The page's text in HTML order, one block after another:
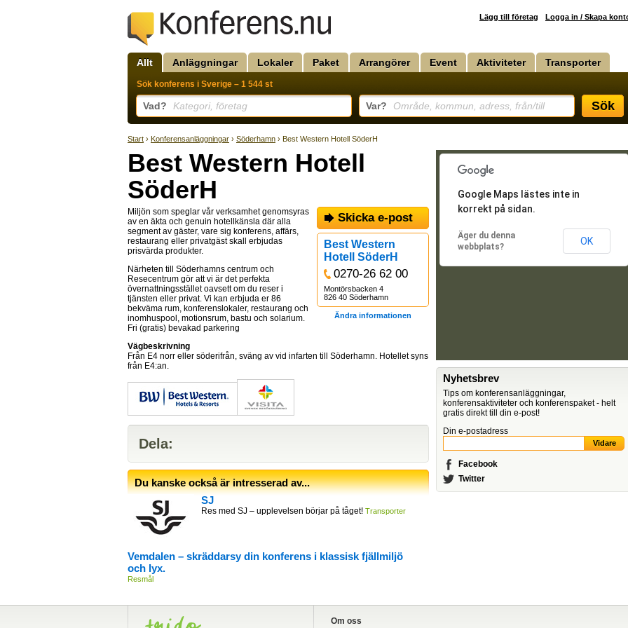
Lägg till företag Logga in / Skapa
Allt Anläggningar Lokaler Paket Arrangörer Event Aktiviteter Transporter
Sök konferens i Sverige – 1 544 st
Vad? Kategori, företag Var? Område, kommun, adress, från/till Sök
Start › Konferensanläggningar › Söderhamn › Best Western Hotell SöderH
Best Western Hotell
SöderH
Skicka e-post
Best Western
Hotell SöderH
0270-26 62 00
Montörsbacken 4
826 40 Söderhamn
Ändra informationen
Miljön som speglar vår verksamhet genomsyras
av en äkta och genuin hotellkänsla där alla
segment av gäster, vare sig konferens, affärs,
restaurang eller privatgäst skall erbjudas
prisvärda produkter.
Närheten till Söderhamns centrum och
Resecentrum gör att vi är det perfekta
övernattningsstället oavsett om du reser i
tjänsten eller privat. Vi kan erbjuda er 86
bekväma rum, konferenslokaler, restaurang och
inomhuspool, motionsrum, bastu och solarium.
Fri (gratis) bevakad parkering
Vägbeskrivning
Från E4 norr eller söderifrån, sväng av vid infarten till Söderhamn. Hotellet syns
från E4:an.
Dela:
Du kanske också är intresserad av...
SJ
Res med SJ – upplevelsen börjar på tåget! Transporter
Vemdalen – skräddarsy din konferens i klassisk fjällmiljö
och lyx.
Resmål
Google Maps lästes inte in
korrekt på sidan.
Äger du denna
webbplats?
OK
Nyhetsbrev
Tips om konferensanläggningar,
konferensaktiviteter och konferenspaket - helt
gratis direkt till din e-post!
Din e-postadress
Facebook
Twitter
Om oss